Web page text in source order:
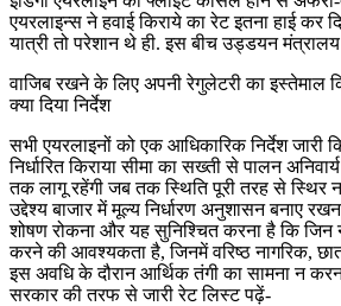
एयरलाइन्स ने हवाई किराये का रेट इतना हाई कर
यात्री तो परेशान थे ही. इस बीच उड्डयन
वाजिब रखने के लिए अपनी रेगुलेटरी का इस्तेमाल
क्या दिया निर्देश
सभी एयरलाइनों को एक आधिकारिक निर्देश जारी
निर्धारित किराया सीमा का सख्ती से पालन
तक लागू रहेंगी जब तक स्थिति पूरी तरह से स्थिर
उद्देश्य बाजार में मूल्य निर्धारण अनुशासन बनाए
शोषण रोकना और यह सुनिश्चित करना है कि जिन
करने की आवश्यकता है, जिनमें वरिष्ठ नागरिक,
इस अवधि के दौरान आर्थिक तंगी का सामना न
सरकार की तरफ से जारी रेट लिस्ट पढ़ें-